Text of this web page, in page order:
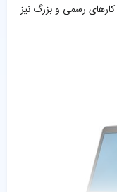
رسمی و بزرگ نیز